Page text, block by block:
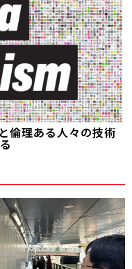
倫理ある人々の技術